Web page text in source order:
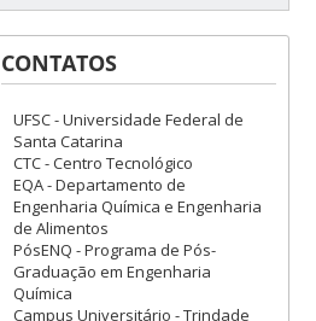
CONTATOS
UFSC - Universidade Federal de
Santa Catarina
CTC - Centro Tecnológico
EQA - Departamento de
Engenharia Química e Engenharia
de Alimentos
PósENQ - Programa de Pós-
Graduação em Engenharia
Química
Campus Universitário - Trindade